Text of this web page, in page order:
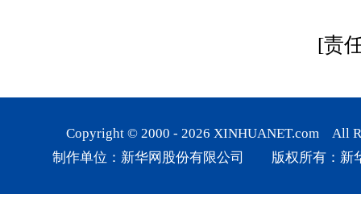
[责
Copyright © 2000 - 2026 XINHUANET.com All
制作单位：新华网股份有限公司 版权所有：新